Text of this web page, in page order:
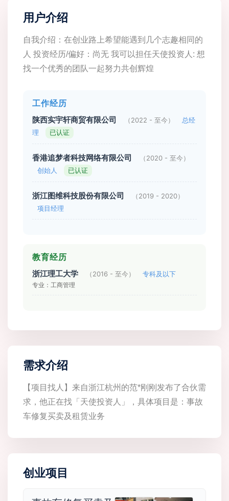
用户介绍
自我介绍：在创业路上希望能遇到几个志趣相同的
人 投资经历/偏好：尚无 我可以担任天使投资人: 想
找一个优秀的团队一起努力共创辉煌
工作经历
陕西实宇轩商贸有限公司 （2022 - 至今）
总经
理
已认证
香港追梦者科技网络有限公司
（2020 - 至今）
创始人
已认证
浙江图维科技股份有限公司
（2019 - 2020）
项目经理
教育经历
浙江理工大学 （2016 - 至今） 专科及以下
专业：工商管理
需求介绍
【项目找人】来自浙江杭州的范*刚刚发布了合伙需
求，他正在找「天使投资人」，具体项目是：事故
车修复买卖及租赁业务
创业项目